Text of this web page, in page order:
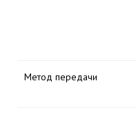
Метод передачи